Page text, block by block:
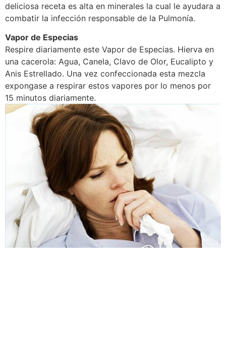
deliciosa receta es alta en minerales la cual le ayudara a
combatir la infección responsable de la Pulmonía.
Vapor de Especias
Respire diariamente este Vapor de Especias. Hierva en
una cacerola: Agua, Canela, Clavo de Olor, Eucalipto y
Anis Estrellado. Una vez confeccionada esta mezcla
expongase a respirar estos vapores por lo menos por
15 minutos diariamente.